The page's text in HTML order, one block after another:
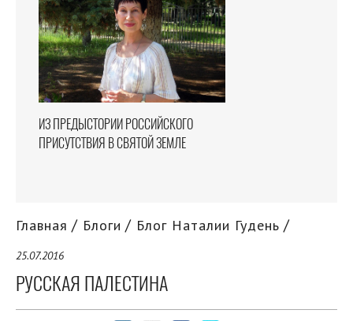
ИЗ ПРЕДЫСТОРИИ РОССИЙСКОГО
ПРИСУТСТВИЯ В СВЯТОЙ ЗЕМЛЕ
Главная Блоги Блог Наталии Гудень
25.07.2016
РУССКАЯ ПАЛЕСТИНА